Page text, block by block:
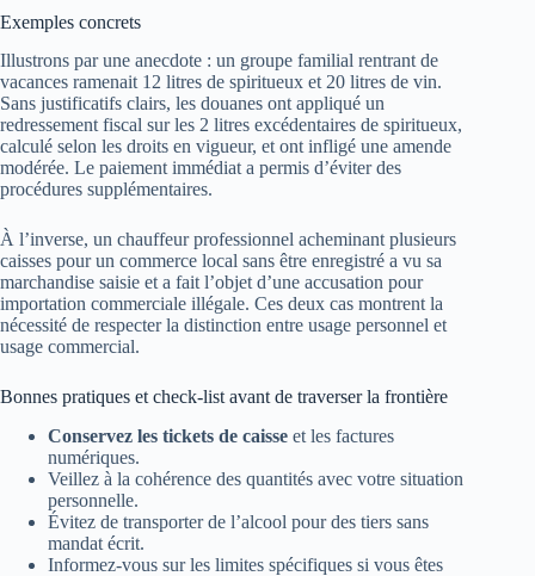
Exemples concrets
Illustrons par une anecdote : un groupe familial rentrant de
vacances ramenait 12 litres de spiritueux et 20 litres de vin.
Sans justificatifs clairs, les douanes ont appliqué un
redressement fiscal sur les 2 litres excédentaires de spiritueux,
calculé selon les droits en vigueur, et ont infligé une amende
modérée. Le paiement immédiat a permis d’éviter des
procédures supplémentaires.
À l’inverse, un chauffeur professionnel acheminant plusieurs
caisses pour un commerce local sans être enregistré a vu sa
marchandise saisie et a fait l’objet d’une accusation pour
importation commerciale illégale. Ces deux cas montrent la
nécessité de respecter la distinction entre usage personnel et
usage commercial.
Bonnes pratiques et check-list avant de traverser la frontière
Conservez les tickets de caisse et les factures
numériques.
Veillez à la cohérence des quantités avec votre situation
personnelle.
Évitez de transporter de l’alcool pour des tiers sans
mandat écrit.
Informez-vous sur les limites spécifiques si vous êtes